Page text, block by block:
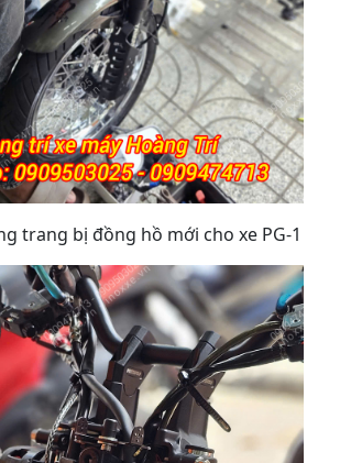
trang bị đồng hồ mới cho xe PG-1